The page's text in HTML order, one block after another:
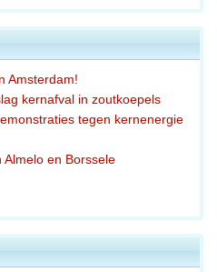
Amsterdam!
kernafval in zoutkoepels
tegen kernenergie
en Borssele